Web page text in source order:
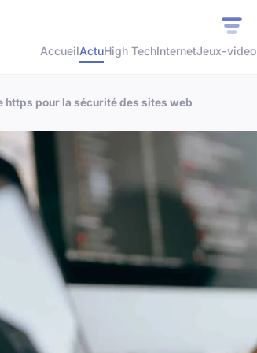
AccueilActuHigh TechInternetJeux-video
https pour la sécurité des sites web